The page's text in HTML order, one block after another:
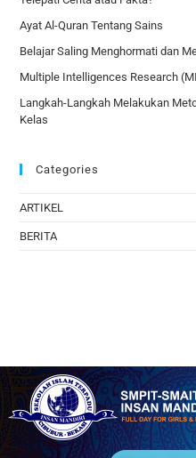
Ayat Al-Quran Tentang Sains
Belajar Saling Menghormati dan
Multiple Intelligences Research
Langkah-Langkah Melakukan
Kelas
Categories
ARTIKEL
BERITA